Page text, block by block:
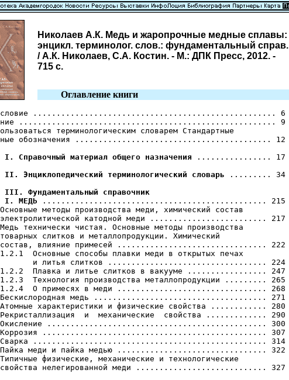
Николаев А.К. Медь и жаропрочные медные сплавы:
энцикл. терминолог. слов.: фундаментальный справ.
/ А.К. Николаев, С.А. Костин. - М.: ДПК Пресс, 2012. -
715 с.
Оглавление книги
.................................................... 6
....................................................... 9
терминологическим словарем Стандартные
обозначения .......................................... 12
I. Справочный материал общего назначения ................ 17
II. Энциклопедический терминологический словарь ......... 34
III. Фундаментальный справочник
I. МЕДЬ ................................................ 215
методы производства меди, химический состав
катодной меди ......................... 217
технически чистая. Основные методы производства
слитков и металлопродукции. Химический
влияние примесей ................................ 222
Основные способы плавки меди в открытых печах
и литья слитков .................................. 224
Плавка и литье слитков в вакууме ................. 247
Технология производства металлопродукции ......... 265
О примесях в меди ................................ 268
медь ..................................... 271
характеристики и физические свойства ............ 280
и  механические  свойства ............. 290
Окисление ............................................... 300
Коррозия ................................................ 307
Сварка .................................................. 314
меди и пайка медью ................................ 322
физические, механические и технологические
нелегированной меди ............................ 327